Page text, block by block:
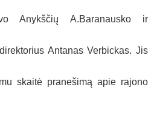
Anykščių A.Baranausko ir
Antanas Verbickas. Jis
skaitė pranešimą apie rajono